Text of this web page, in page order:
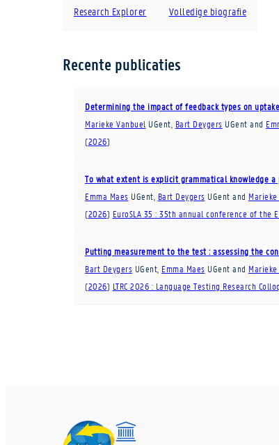
Research Explorer Volledige biografie
Recente publicaties
Determining the impact of feedback types on
Marieke Vanbuel UGent Bart Deygers UGent and
(2026)
To what extent is explicit grammatical knowledge
Emma Maes UGent Bart Deygers UGent and
(2026) EuroSLA 35 : 35th annual conference of the
Putting measurement to the test : assessing the
Bart Deygers UGent Emma Maes UGent and
(2026) LTRC 2026 : Language Testing Research